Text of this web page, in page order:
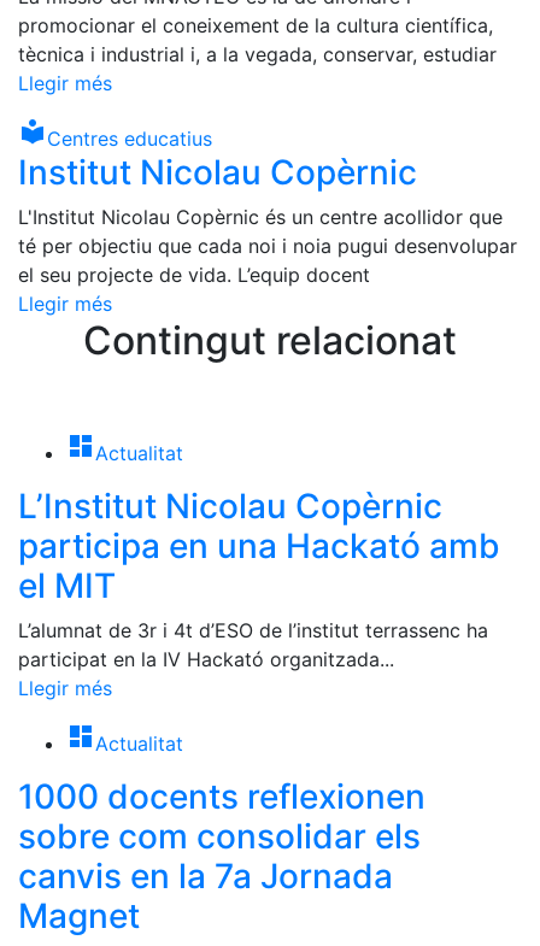
promocionar el coneixement de la cultura científica,
tècnica i industrial i, a la vegada, conservar, estudiar
Llegir més
local_library Centres educatius
Institut Nicolau Copèrnic
L'Institut Nicolau Copèrnic és un centre acollidor que
té per objectiu que cada noi i noia pugui desenvolupar
el seu projecte de vida. L’equip docent
Llegir més
Contingut relacionat
dashboard Actualitat
L’Institut Nicolau Copèrnic
participa en una Hackató amb
el MIT
L’alumnat de 3r i 4t d’ESO de l’institut terrassenc ha
participat en la IV Hackató organitzada...
Llegir més
dashboard Actualitat
1000 docents reflexionen
sobre com consolidar els
canvis en la 7a Jornada
Magnet